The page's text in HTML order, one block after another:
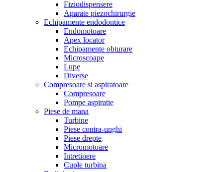
Fiziodispensere
Aparate piezochirurgie
Echipamente endodontice
Endomotoare
Apex locator
Echipamente obturare
Microscoape
Lupe
Diverse
Compresoare si aspiratoare
Compresoare
Pompe aspiratie
Piese de mana
Turbine
Piese contra-unghi
Piese drepte
Micromotoare
Intretinere
Cuple turbina